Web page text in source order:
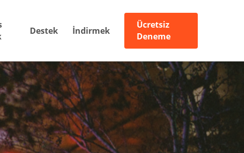
Destek İndirmek
Ücretsiz
Deneme